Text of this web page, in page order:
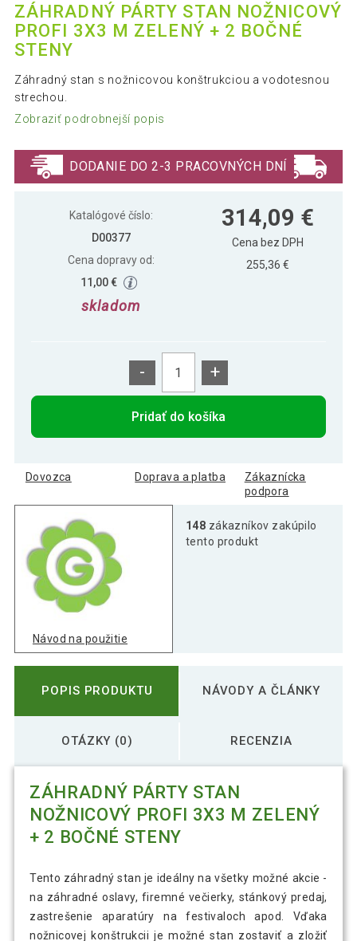
ZÁHRADNÝ PÁRTY STAN NOŽNICOVÝ
PROFI 3X3 M ZELENÝ + 2 BOČNÉ
STENY
Záhradný stan s nožnicovou konštrukciou a vodotesnou
strechou.
Zobraziť podrobnejší popis
DODANIE DO 2-3 PRACOVNÝCH DNÍ
Katalógové číslo:
D00377
Cena dopravy od:
11,00 €
skladom
314,09 €
Cena bez DPH
255,36 €
- +
Pridať do košíka
Dovozca Doprava a platba
Zákaznícka
podpora
Návod na použitie
148 zákazníkov zakúpilo
tento produkt
POPIS PRODUKTU NÁVODY A ČLÁNKY
OTÁZKY (0) RECENZIA
ZÁHRADNÝ PÁRTY STAN
NOŽNICOVÝ PROFI 3X3 M ZELENÝ
+ 2 BOČNÉ STENY
Tento záhradný stan je ideálny na všetky možné akcie -
na záhradné oslavy, firemné večierky, stánkový predaj,
zastrešenie aparatúry na festivaloch apod. Vďaka
nožnicovej konštrukcii je možné stan zostaviť a zložiť